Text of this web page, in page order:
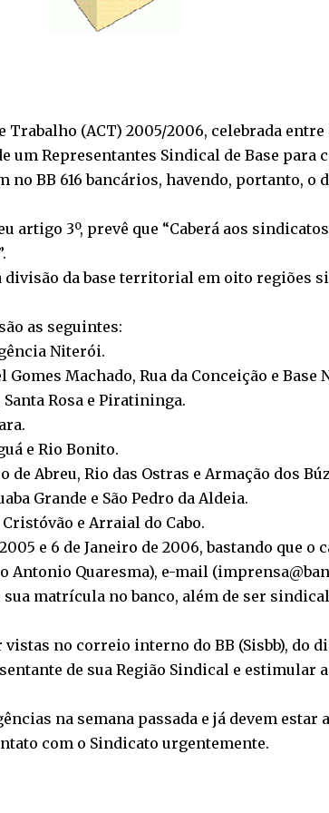
(ACT) 2005/2006, celebrada
um Representantes Sindical de Base para
no BB 616 bancários, havendo, portanto, o
artigo 3º, prevê que “Caberá aos
da base territorial em oito regiões
as seguintes:
Niterói.
Machado, Rua da Conceição e Base
Rosa e Piratininga.
e Rio Bonito.
Abreu, Rio das Ostras e Armação dos
Grande e São Pedro da Aldeia.
e Arraial do Cabo.
e 6 de Janeiro de 2006, bastando que o
Quaresma), e-mail
matrícula no banco, além de ser
no correio interno do BB (Sisbb), do
de sua Região Sindical e estimular
na semana passada e já devem estar
com o Sindicato urgentemente.